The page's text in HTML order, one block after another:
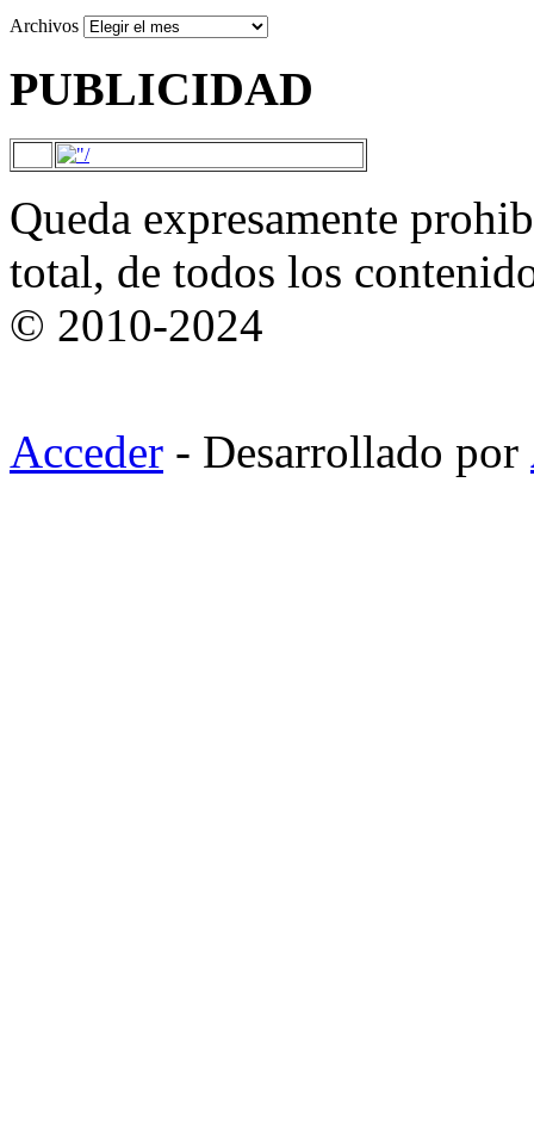
Archivos
PUBLICIDAD
Queda expresamente
total, de todos los
© 2010-2024
Acceder - Desarrollado por